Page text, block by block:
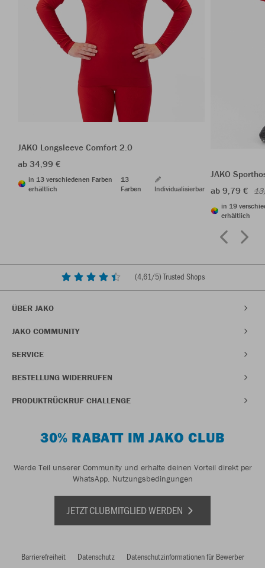
JAKO Longsleeve Comfort 2.0
ab 34,99 €
in 13 verschiedenen Farben
erhältlich
13
Farben
Individualisierbar
JAKO
ab 9,79 €
in 19
erhältlich
(4,61/5) Trusted Shops
ÜBER JAKO
JAKO COMMUNITY
SERVICE
BESTELLUNG WIDERRUFEN
PRODUKTRÜCKRUF CHALLENGE
30% RABATT IM JAKO CLUB
Werde Teil unserer Community und erhalte deinen Vorteil direkt per
WhatsApp. Nutzungsbedingungen
JETZT CLUBMITGLIED WERDEN
Barrierefreiheit Datenschutz
Datenschutzinformationen für Bewerber